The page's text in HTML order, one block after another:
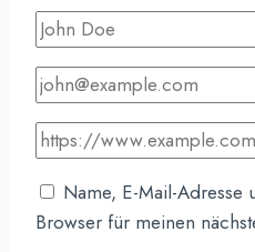
Name, E-Mail-Adresse
Browser für meinen